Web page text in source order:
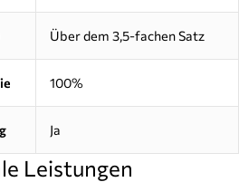
Über dem 3,5-fachen Satz
100%
Ja
Leistungen